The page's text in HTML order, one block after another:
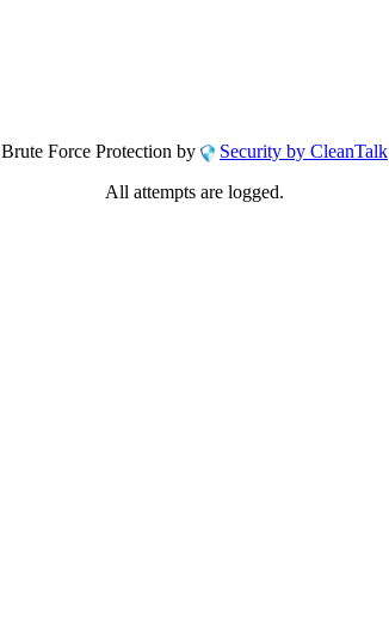
Brute Force Protection by
Security by CleanTalk
All attempts are logged.